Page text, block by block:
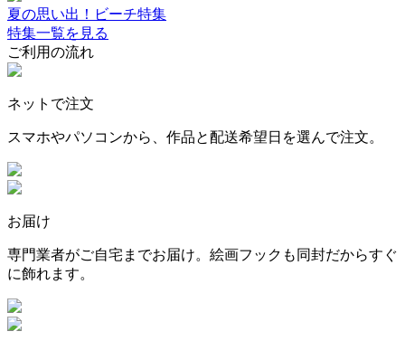
夏の思い出！ビーチ特集
特集一覧を見る
ご利用の流れ
ネットで注文
スマホやパソコンから、作品と配送希望日を選んで注文。
お届け
専門業者がご自宅までお届け。絵画フックも同封だからすぐ
に飾れます。